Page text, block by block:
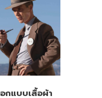
อกแบบเสื้อผ้า